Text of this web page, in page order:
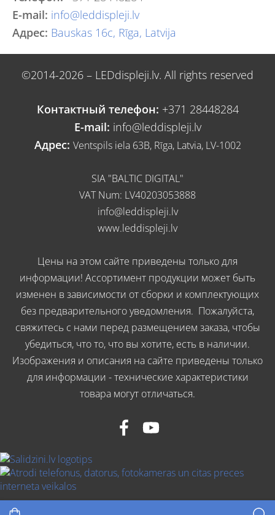
E-mail: info@leddispleji.lv
Адрес: Bauskas 16c, Rīga, Latvija
©2014-2026 – LEDdispleji.lv. All rights reserved
Контактный телефон: +371 28448284
E-mail: info@leddispleji.lv
Адрес: Ventspils iela 63B, Rīga, Latvia, LV-1002
SIA "BALTIC DIGITAL"
VAT Num: LV40203053888
info@leddispleji.lv
www.leddispleji.lv
Цены на этом сайте приведены только для
информации! Ассортимент продукции может быть
изменен в зависимости от сборки и комплектующих
без предварительного уведомления. Пожалуйста,
свяжитесь с нами перед размещением заказа, чтобы
убедиться, что то, что вы хотите, есть в наличии.
Изображения и описания на сайте приведены только
для информации - технические характеристики
товара могут отличаться.